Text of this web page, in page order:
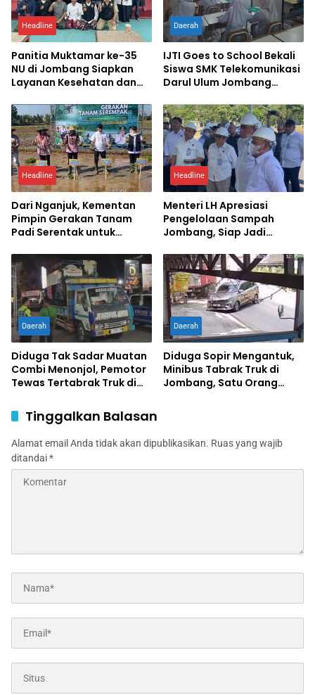
Headline
Panitia Muktamar ke-35
NU di Jombang Siapkan
Layanan Kesehatan dan
Daerah
IJTI Goes to School Bekali
Siswa SMK Telekomunikasi
Darul Ulum Jombang
Headline
Dari Nganjuk, Kementan
Pimpin Gerakan Tanam
Padi Serentak untuk
Pangan
Headline
Menteri LH Apresiasi
Pengelolaan Sampah
Jombang, Siap Jadi
Daerah
Diduga Tak Sadar Muatan
Combi Menonjol, Pemotor
Tewas Tertabrak Truk di
Daerah
Diduga Sopir Mengantuk,
Minibus Tabrak Truk di
Jombang, Satu Orang
Tinggalkan Balasan
Alamat email Anda tidak akan dipublikasikan. Ruas yang wajib
ditandai*